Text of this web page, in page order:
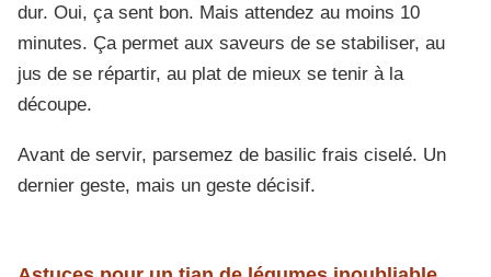
dur. Oui, ça sent bon. Mais attendez au moins 10
minutes. Ça permet aux saveurs de se stabiliser, au
jus de se répartir, au plat de mieux se tenir à la
découpe.
Avant de servir, parsemez de basilic frais ciselé. Un
dernier geste, mais un geste décisif.